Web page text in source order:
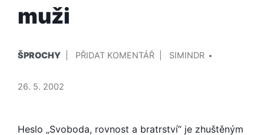
muži
V
ŠPROCHY PŘIDAT KOMENTÁŘNA
SIMINDR
26. 5. 2002
Heslo „Svoboda, rovnost a bratrství“ je zhuštěným